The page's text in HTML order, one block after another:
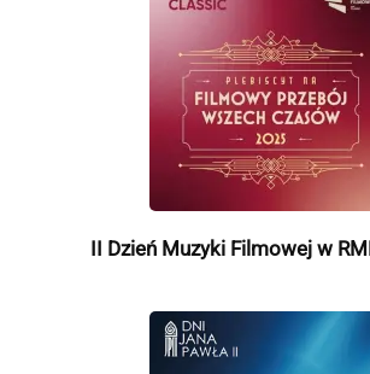
II Dzień Muzyki Filmowej w